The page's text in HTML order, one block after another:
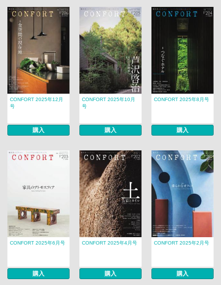
CONFORT 2025年12月
号
購入
CONFORT 2025年10月
号
購入
CONFORT 2025年8月号
購入
CONFORT 2025年6月号
購入
CONFORT 2025年4月号
購入
CONFORT 2025年2月号
購入